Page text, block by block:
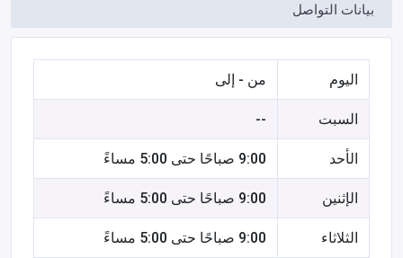
بيانات التواصل
اليوم من - إلى
السبت --
الأحد 9:00 صباحًا حتى 5:00 مساءً
الإثنين 9:00 صباحًا حتى 5:00 مساءً
الثلاثاء 9:00 صباحًا حتى 5:00 مساءً